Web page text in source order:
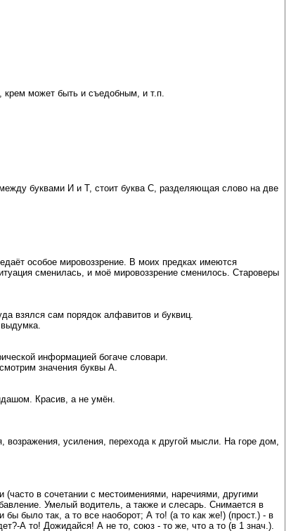
крем может быть и съедобным, и т.п.
буквами И и Т, стоит буква С, разделяющая слово на две
особое мировоззрение. В моих предках имеются
сменилась, и моё мировоззрение сменилось. Староверы
взялся сам порядок алфавитов и буквиц.
выдумка.
информацией богаче словари.
значения буквы А.
Красив, а не умён.
усиления, перехода к другой мысли. На горе дом,
(часто в сочетании с местоимениями, наречиями, другими
Умелый водитель, а также и слесарь. Снимается в
было так, а то все наоборот; А то! (а то как же!) (прост.) - в
А то! Дожидайся! А не то, союз - то же, что а то (в 1 знач.).